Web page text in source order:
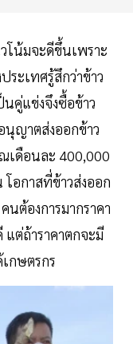
โน้มจะดีขึ้นเพราะ
ระเทศรู้สึกว่าข้าว
นคู่แข่งจึงซื้อข้าว
นุญาตส่งออกข้าว
เดือนละ 400,000
อกาสที่ข้าวส่งออก
ต้องการมากราคา
ต่ถ้าราคาตกจะมี
กษตรกร